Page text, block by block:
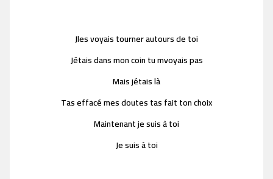
Jles voyais tourner autours de toi
Jétais dans mon coin tu mvoyais pas
Mais jétais là
Tas effacé mes doutes tas fait ton choix
Maintenant je suis à toi
Je suis à toi